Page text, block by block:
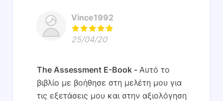
Vince1992
25/04/20
The Assessment E-Book
Αυτό το
βιβλίο με βοήθησε στη μελέτη μου για
τις εξετάσεις μου και στην αξιολόγηση